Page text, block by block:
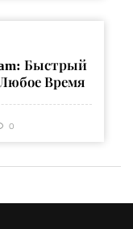
Быстрый
Время
0